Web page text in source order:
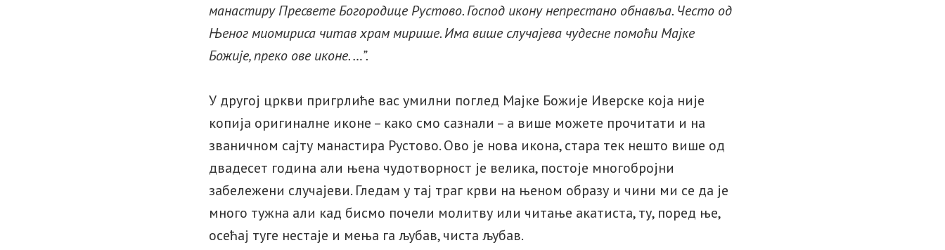
манастиру Пресвете Богородице Рустово. Господ икону непрестано обнавља. Често од
Њеног миомириса читав храм мирише.Има више случајева чудесне помоћи Мајке
Божије, преко ове иконе. …”.
У другој цркви пригрлиће вас умилни поглед Мајке Божије Иверске која није
копија оригиналне иконе – како смо сазнали – а више можете прочитати и на
званичном сајту манастира Рустово. Ово је нова икона, стара тек нешто више од
двадесет година али њена чудотворност је велика, постоје многобројни
забележени случајеви. Гледам у тај траг крви на њеном образу и чини ми се да је
много тужна али кад бисмо почели молитву или читање акатиста, ту, поред ње,
осећај туге нестаје и мења га љубав, чиста љубав.